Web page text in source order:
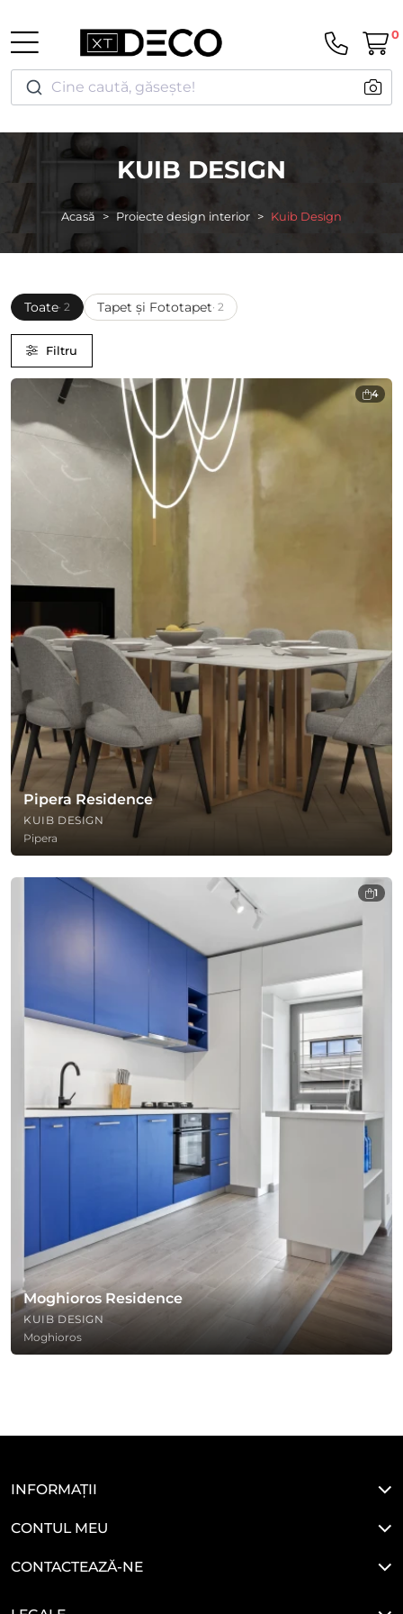
Cine caută, găsește!
0
KUIB DESIGN
Acasă Proiecte design interior Kuib Design
Toate· 2 Tapet și Fototapet· 2
Filtru
4
Pipera Residence
KUIB DESIGN
Pipera
1
Moghioros Residence
KUIB DESIGN
Moghioros
INFORMAȚII
CONTUL MEU
CONTACTEAZĂ-NE